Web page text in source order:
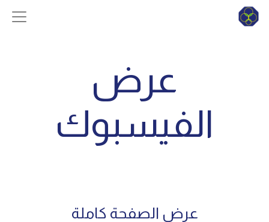
عرض
الفيسبوك
عرض الصفحة كاملة